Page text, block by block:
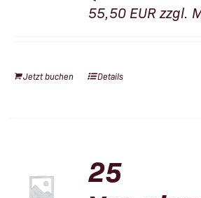
55,50EURzzgl.
Jetzt buchen Details
25